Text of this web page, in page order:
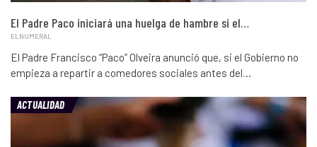
El Padre Paco iniciará una huelga de hambre si el…
ELNUMERAL
El Padre Francisco “Paco” Olveira anunció que, si el Gobierno no
empieza a repartir a comedores sociales antes del…
ACTUALIDAD